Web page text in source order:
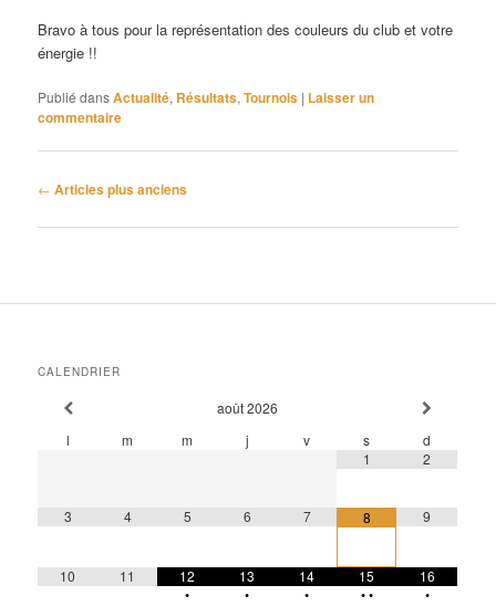
Bravo à tous pour la représentation des couleurs du club et votre
énergie !!
Publié dansActualité, Résultats,Tournois | Laisser un
commentaire
Navigation
articles
← Articles plus anciens
CALENDRIER
août 2026
l
m m j v s
d
1
2
3 4 5 6 7 8 9
10 11 12
•
13
•
14
•
15
••
16
•